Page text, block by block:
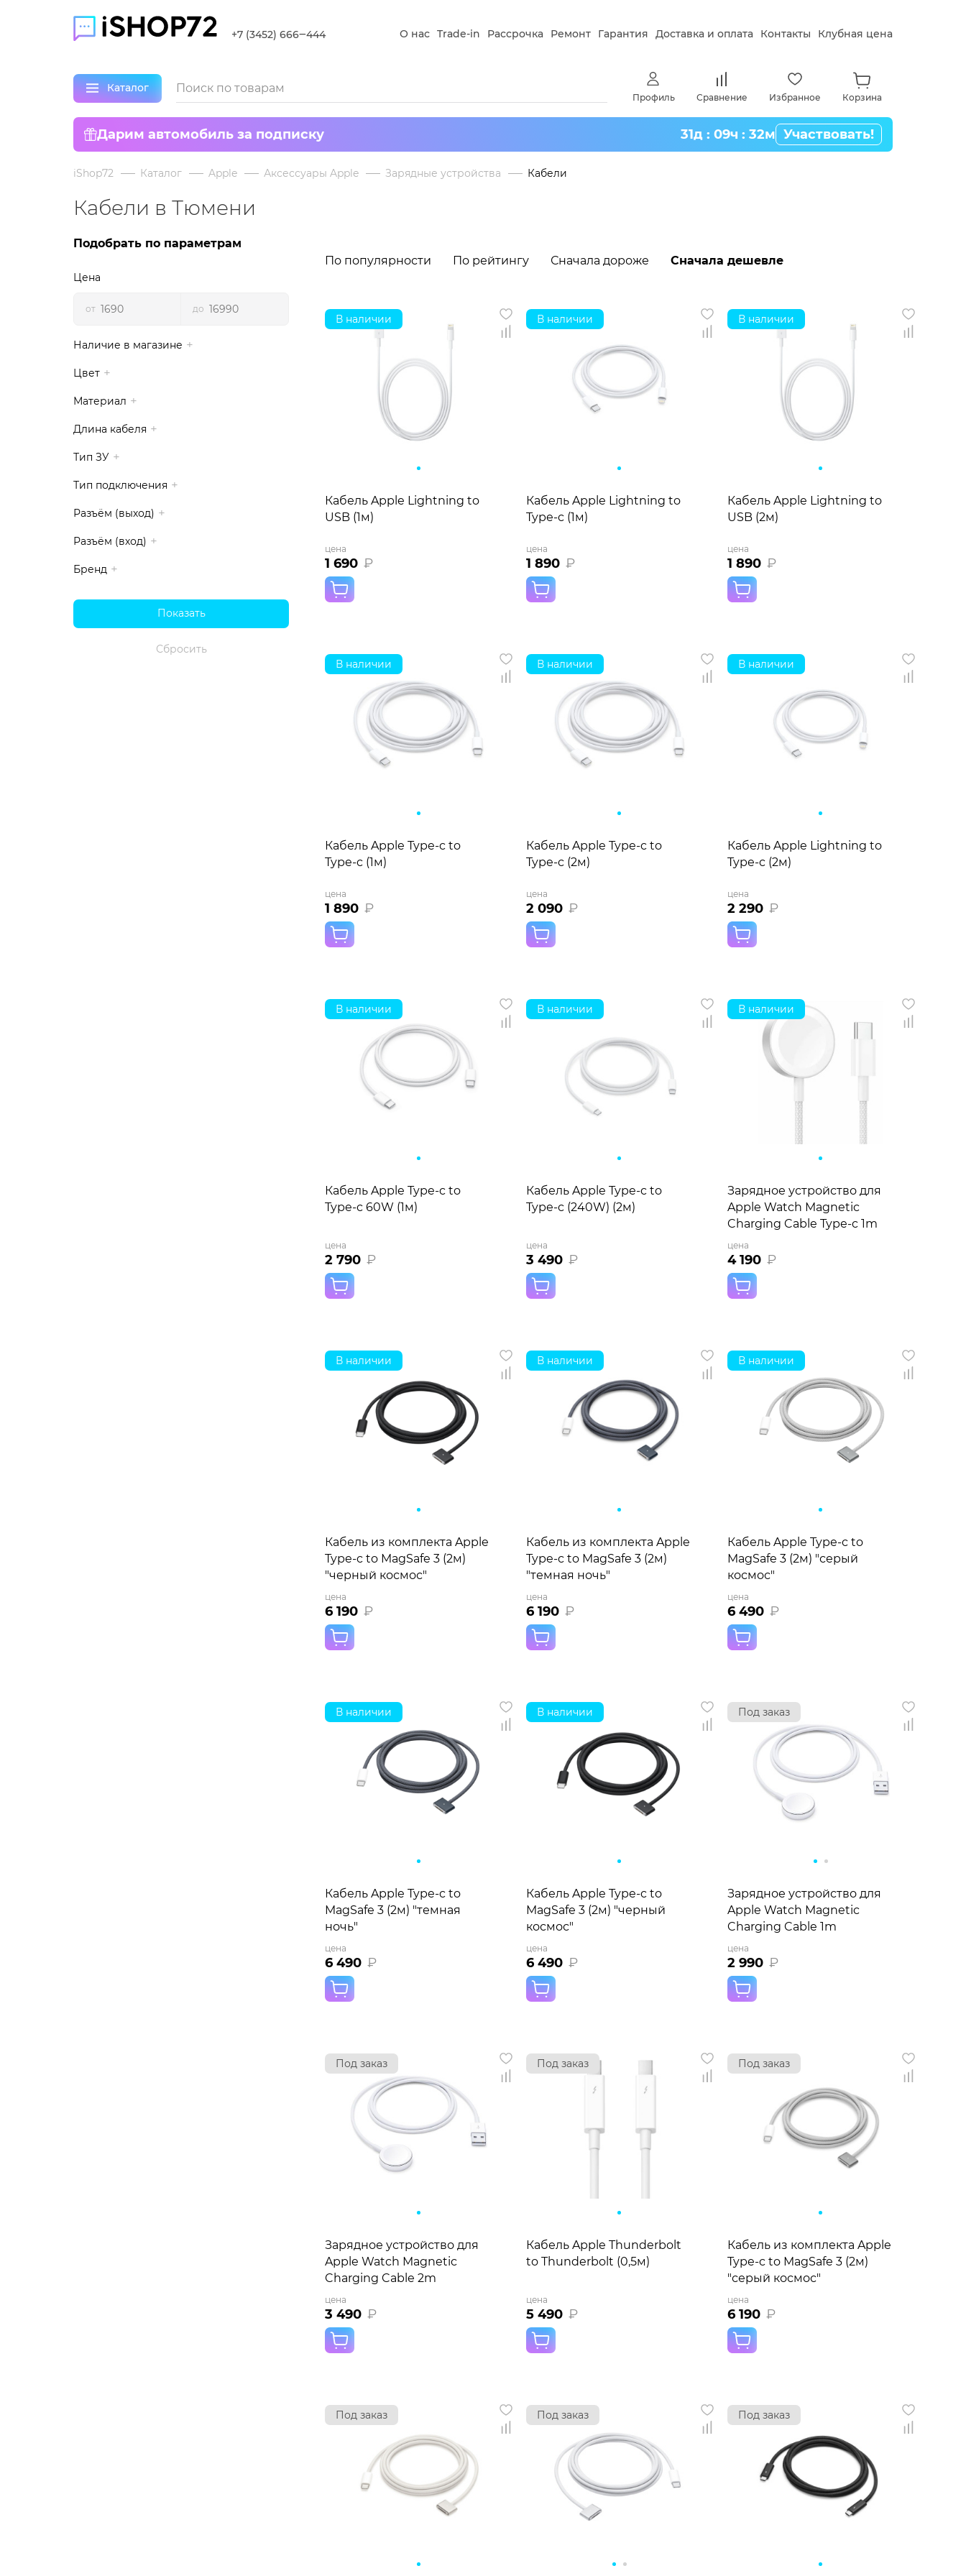
+7 (3452) 666‒444 О нас Trade-in Рассрочка Ремонт Гарантия Доставка и оплата Контакты Клубная цена
Каталог
Профиль Сравнение Избранное Корзина
Дарим автомобиль за подписку 31д : 09ч : 32м Участвовать!
iShop72 Каталог Apple Аксессуары Apple Зарядные устройства Кабели
Кабели в Тюмени
Подобрать по параметрам
Цена
от до
Наличие в магазине
Цвет
Материал
Длина кабеля
Тип ЗУ
Тип подключения
Разъём (выход)
Разъём (вход)
Бренд
По популярности По рейтингу Сначала дороже Сначала дешевле
В наличии
Кабель Apple Lightning to
USB (1м)
цена
1 690 ₽
В наличии
Кабель Apple Lightning to
Type-c (1м)
цена
1 890 ₽
В наличии
Кабель Apple Lightning to
USB (2м)
цена
1 890 ₽
В наличии
Кабель Apple Type-c to
Type-c (1м)
цена
1 890 ₽
В наличии
Кабель Apple Type-c to
Type-c (2м)
цена
2 090 ₽
В наличии
Кабель Apple Lightning to
Type-c (2м)
цена
2 290 ₽
В наличии
Кабель Apple Type-c to
Type-c 60W (1м)
цена
2 790 ₽
В наличии
Кабель Apple Type-c to
Type-c (240W) (2м)
цена
3 490 ₽
В наличии
Зарядное устройство для
Apple Watch Magnetic
Charging Cable Type-c 1m
цена
4 190 ₽
В наличии
Кабель из комплекта Apple
Type-c to MagSafe 3 (2м)
"черный космос"
цена
6 190 ₽
В наличии
Кабель из комплекта Apple
Type-c to MagSafe 3 (2м)
"темная ночь"
цена
6 190 ₽
В наличии
Кабель Apple Type-c to
MagSafe 3 (2м) "серый
космос"
цена
6 490 ₽
В наличии
Кабель Apple Type-c to
MagSafe 3 (2м) "темная
ночь"
цена
6 490 ₽
В наличии
Кабель Apple Type-c to
MagSafe 3 (2м) "черный
космос"
цена
6 490 ₽
Под заказ
Зарядное устройство для
Apple Watch Magnetic
Charging Cable 1m
цена
2 990 ₽
Под заказ
Зарядное устройство для
Apple Watch Magnetic
Charging Cable 2m
цена
3 490 ₽
Под заказ
Кабель Apple Thunderbolt
to Thunderbolt (0,5м)
цена
5 490 ₽
Под заказ
Кабель из комплекта Apple
Type-c to MagSafe 3 (2м)
"серый космос"
цена
6 190 ₽
Под заказ Под заказ Под заказ